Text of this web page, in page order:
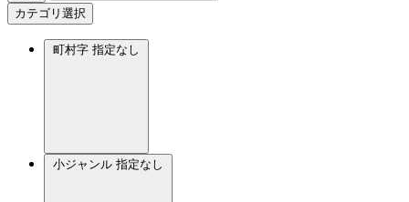
カテゴリ選択
町村字 指定なし
小ジャンル 指定なし